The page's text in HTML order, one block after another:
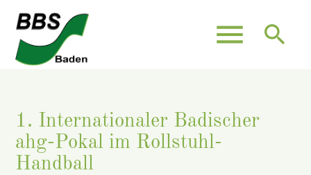
menu search
1. Internationaler Badischer
ahg-Pokal im Rollstuhl-
Handball